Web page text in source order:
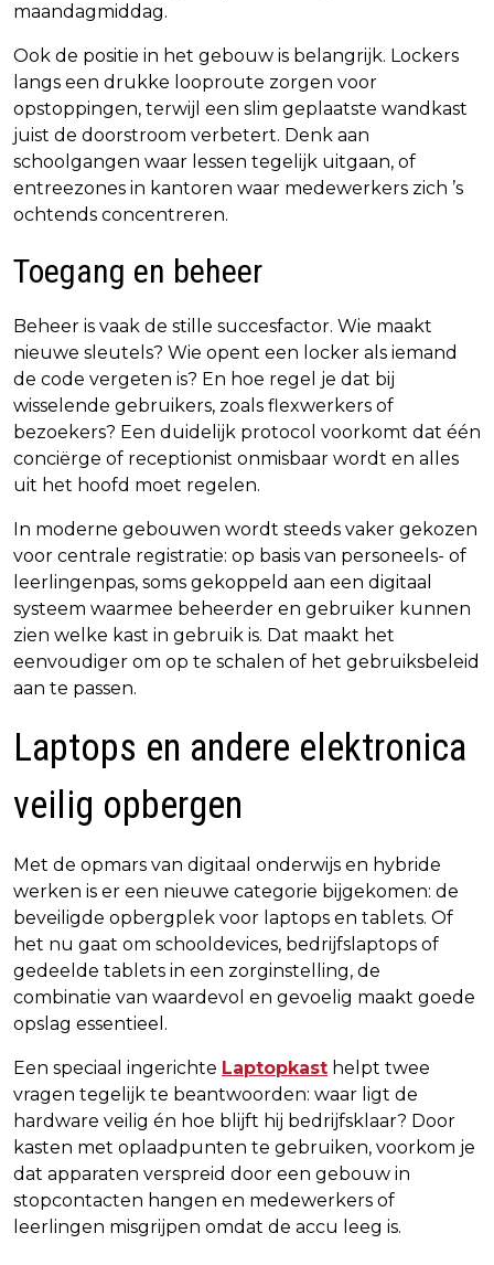
maandagmiddag.
Ook de positie in het gebouw is belangrijk. Lockers
langs een drukke looproute zorgen voor
opstoppingen, terwijl een slim geplaatste wandkast
juist de doorstroom verbetert. Denk aan
schoolgangen waar lessen tegelijk uitgaan, of
entreezones in kantoren waar medewerkers zich ’s
ochtends concentreren.
Toegang en beheer
Beheer is vaak de stille succesfactor. Wie maakt
nieuwe sleutels? Wie opent een locker als iemand
de code vergeten is? En hoe regel je dat bij
wisselende gebruikers, zoals flexwerkers of
bezoekers? Een duidelijk protocol voorkomt dat één
conciërge of receptionist onmisbaar wordt en alles
uit het hoofd moet regelen.
In moderne gebouwen wordt steeds vaker gekozen
voor centrale registratie: op basis van personeels- of
leerlingenpas, soms gekoppeld aan een digitaal
systeem waarmee beheerder en gebruiker kunnen
zien welke kast in gebruik is. Dat maakt het
eenvoudiger om op te schalen of het gebruiksbeleid
aan te passen.
Laptops en andere elektronica
veilig opbergen
Met de opmars van digitaal onderwijs en hybride
werken is er een nieuwe categorie bijgekomen: de
beveiligde opbergplek voor laptops en tablets. Of
het nu gaat om schooldevices, bedrijfslaptops of
gedeelde tablets in een zorginstelling, de
combinatie van waardevol en gevoelig maakt goede
opslag essentieel.
Een speciaal ingerichte Laptopkast helpt twee
vragen tegelijk te beantwoorden: waar ligt de
hardware veilig én hoe blijft hij bedrijfsklaar? Door
kasten met oplaadpunten te gebruiken, voorkom je
dat apparaten verspreid door een gebouw in
stopcontacten hangen en medewerkers of
leerlingen misgrijpen omdat de accu leeg is.